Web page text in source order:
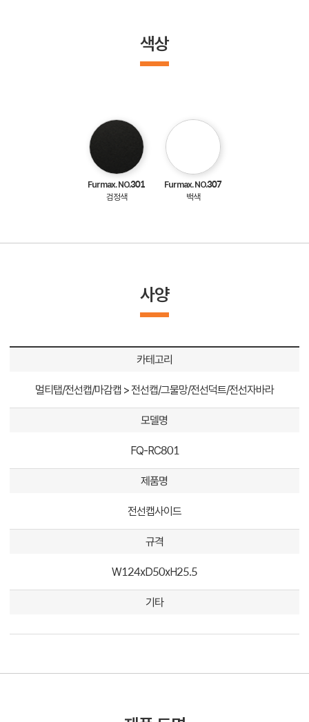
색상
Furmax. NO.301
검정색
Furmax. NO.307
백색
사양
카테고리
멀티탭/전선캡/마감캡 > 전선캡/그물망/전선덕트/전선자바라
모델명
FQ-RC801
제품명
전선캡사이드
규격
W124xD50xH25.5
기타